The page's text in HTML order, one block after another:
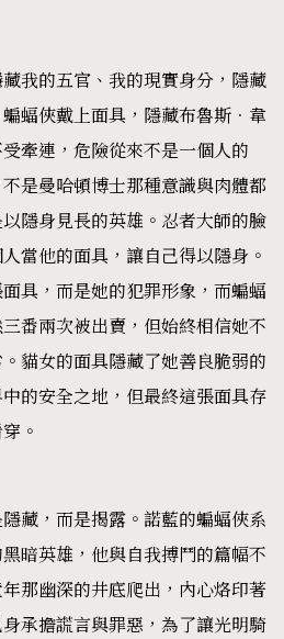
我的五官、我的現實身分，隱藏
蝠俠戴上面具，隱藏布魯斯．韋
牽連，危險從來不是一個人的
是曼哈頓博士那種意識與肉體都
隱身見長的英雄。忍者大師的臉
當他的面具，讓自己得以隱身。
具，而是她的犯罪形象，而蝙蝠
番兩次被出賣，但始終相信她不
貓女的面具隱藏了她善良脆弱的
的安全之地，但最終這張面具存
。
藏，而是揭露。諾藍的蝙蝠俠系
暗英雄，他與自我搏鬥的篇幅不
那幽深的井底爬出，內心烙印著
承擔謊言與罪惡，為了讓光明騎